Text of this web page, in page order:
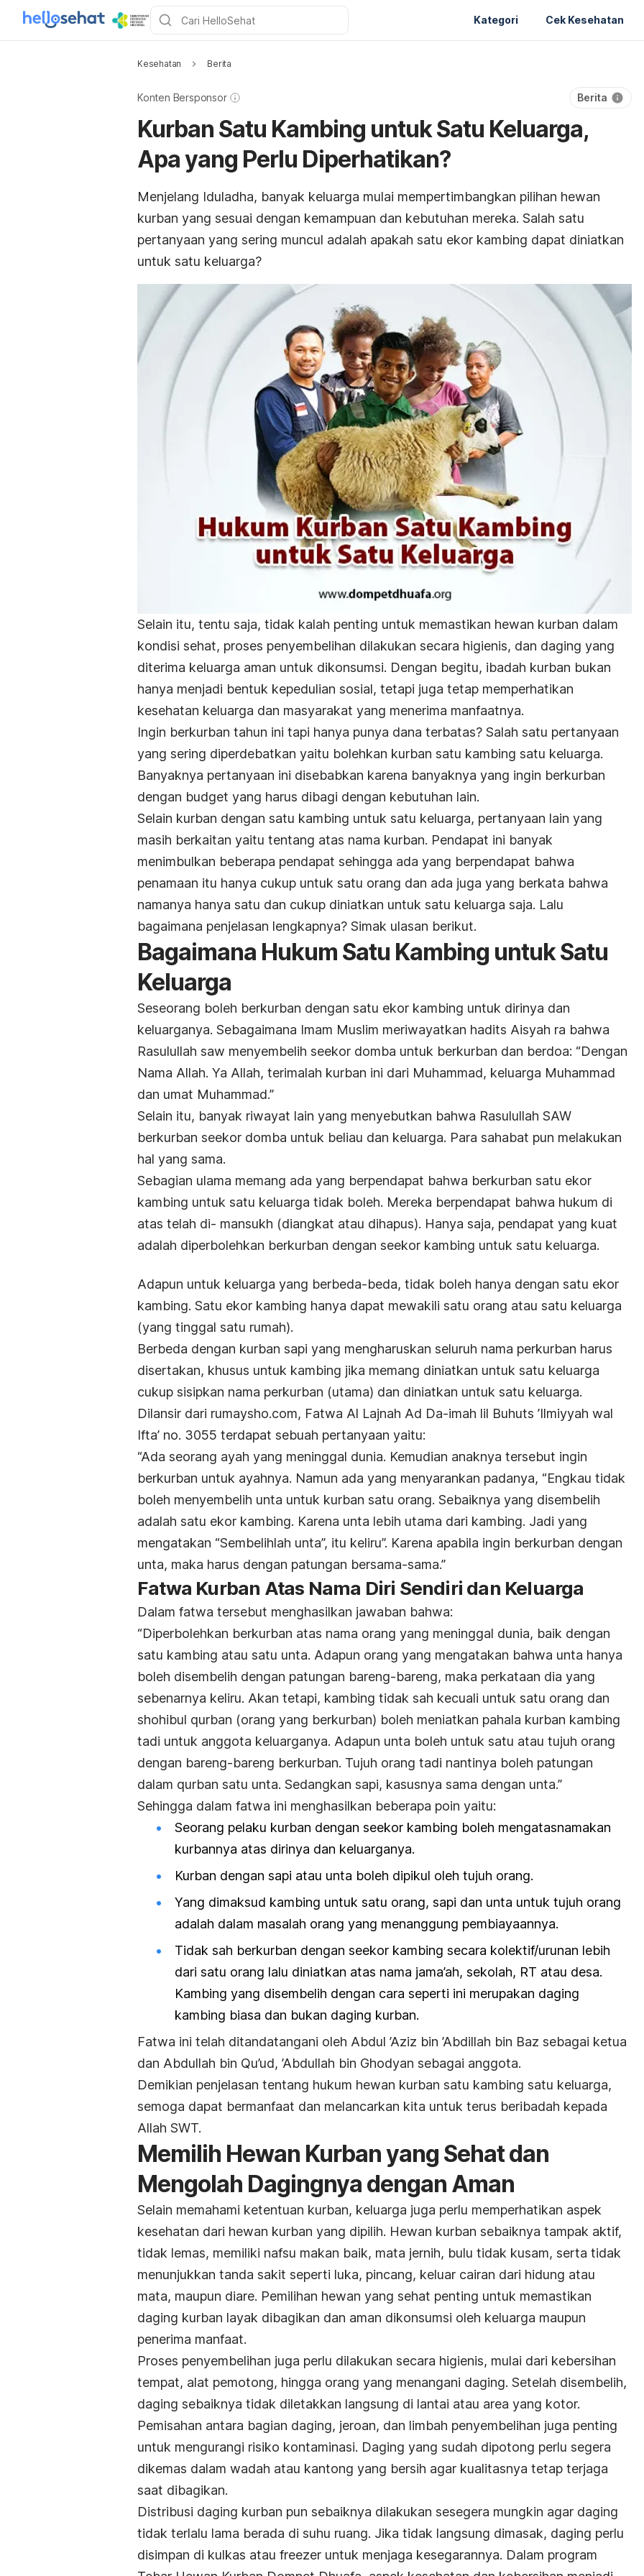
Kategori Cek Kesehatan
Kesehatan Berita
Konten Bersponsor Berita
Kurban Satu Kambing untuk Satu Keluarga,
Apa yang Perlu Diperhatikan?
Menjelang Iduladha, banyak keluarga mulai mempertimbangkan pilihan hewan
kurban yang sesuai dengan kemampuan dan kebutuhan mereka. Salah satu
pertanyaan yang sering muncul adalah apakah satu ekor kambing dapat diniatkan
untuk satu keluarga?
Selain itu, tentu saja, tidak kalah penting untuk memastikan hewan kurban dalam
kondisi sehat, proses penyembelihan dilakukan secara higienis, dan daging yang
diterima keluarga aman untuk dikonsumsi. Dengan begitu, ibadah kurban bukan
hanya menjadi bentuk kepedulian sosial, tetapi juga tetap memperhatikan
kesehatan keluarga dan masyarakat yang menerima manfaatnya.
Ingin berkurban tahun ini tapi hanya punya dana terbatas? Salah satu pertanyaan
yang sering diperdebatkan yaitu bolehkan kurban satu kambing satu keluarga.
Banyaknya pertanyaan ini disebabkan karena banyaknya yang ingin berkurban
dengan budget yang harus dibagi dengan kebutuhan lain.
Selain kurban dengan satu kambing untuk satu keluarga, pertanyaan lain yang
masih berkaitan yaitu tentang atas nama kurban. Pendapat ini banyak
menimbulkan beberapa pendapat sehingga ada yang berpendapat bahwa
penamaan itu hanya cukup untuk satu orang dan ada juga yang berkata bahwa
namanya hanya satu dan cukup diniatkan untuk satu keluarga saja. Lalu
bagaimana penjelasan lengkapnya? Simak ulasan berikut.
Bagaimana Hukum Satu Kambing untuk Satu
Keluarga
Seseorang boleh berkurban dengan satu ekor kambing untuk dirinya dan
keluarganya. Sebagaimana Imam Muslim meriwayatkan hadits Aisyah ra bahwa
Rasulullah saw menyembelih seekor domba untuk berkurban dan berdoa: “Dengan
Nama Allah. Ya Allah, terimalah kurban ini dari Muhammad, keluarga Muhammad
dan umat Muhammad.”
Selain itu, banyak riwayat lain yang menyebutkan bahwa Rasulullah SAW
berkurban seekor domba untuk beliau dan keluarga. Para sahabat pun melakukan
hal yang sama.
Sebagian ulama memang ada yang berpendapat bahwa berkurban satu ekor
kambing untuk satu keluarga tidak boleh. Mereka berpendapat bahwa hukum di
atas telah di- mansukh (diangkat atau dihapus). Hanya saja, pendapat yang kuat
adalah diperbolehkan berkurban dengan seekor kambing untuk satu keluarga.
Adapun untuk keluarga yang berbeda-beda, tidak boleh hanya dengan satu ekor
kambing. Satu ekor kambing hanya dapat mewakili satu orang atau satu keluarga
(yang tinggal satu rumah).
Berbeda dengan kurban sapi yang mengharuskan seluruh nama perkurban harus
disertakan, khusus untuk kambing jika memang diniatkan untuk satu keluarga
cukup sisipkan nama perkurban (utama) dan diniatkan untuk satu keluarga.
Dilansir dari rumaysho.com, Fatwa Al Lajnah Ad Da-imah lil Buhuts ’Ilmiyyah wal
Ifta’ no. 3055 terdapat sebuah pertanyaan yaitu:
“Ada seorang ayah yang meninggal dunia. Kemudian anaknya tersebut ingin
berkurban untuk ayahnya. Namun ada yang menyarankan padanya, “Engkau tidak
boleh menyembelih unta untuk kurban satu orang. Sebaiknya yang disembelih
adalah satu ekor kambing. Karena unta lebih utama dari kambing. Jadi yang
mengatakan “Sembelihlah unta”, itu keliru”. Karena apabila ingin berkurban dengan
unta, maka harus dengan patungan bersama-sama.”
Fatwa Kurban Atas Nama Diri Sendiri dan Keluarga
Dalam fatwa tersebut menghasilkan jawaban bahwa:
“Diperbolehkan berkurban atas nama orang yang meninggal dunia, baik dengan
satu kambing atau satu unta. Adapun orang yang mengatakan bahwa unta hanya
boleh disembelih dengan patungan bareng-bareng, maka perkataan dia yang
sebenarnya keliru. Akan tetapi, kambing tidak sah kecuali untuk satu orang dan
shohibul qurban (orang yang berkurban) boleh meniatkan pahala kurban kambing
tadi untuk anggota keluarganya. Adapun unta boleh untuk satu atau tujuh orang
dengan bareng-bareng berkurban. Tujuh orang tadi nantinya boleh patungan
dalam qurban satu unta. Sedangkan sapi, kasusnya sama dengan unta.”
Sehingga dalam fatwa ini menghasilkan beberapa poin yaitu:
Seorang pelaku kurban dengan seekor kambing boleh mengatasnamakan
kurbannya atas dirinya dan keluarganya.
Kurban dengan sapi atau unta boleh dipikul oleh tujuh orang.
Yang dimaksud kambing untuk satu orang, sapi dan unta untuk tujuh orang
adalah dalam masalah orang yang menanggung pembiayaannya.
Tidak sah berkurban dengan seekor kambing secara kolektif/urunan lebih
dari satu orang lalu diniatkan atas nama jama’ah, sekolah, RT atau desa.
Kambing yang disembelih dengan cara seperti ini merupakan daging
kambing biasa dan bukan daging kurban.
Fatwa ini telah ditandatangani oleh Abdul ’Aziz bin ’Abdillah bin Baz sebagai ketua
dan Abdullah bin Qu’ud, ’Abdullah bin Ghodyan sebagai anggota.
Demikian penjelasan tentang hukum hewan kurban satu kambing satu keluarga,
semoga dapat bermanfaat dan melancarkan kita untuk terus beribadah kepada
Allah SWT.
Memilih Hewan Kurban yang Sehat dan
Mengolah Dagingnya dengan Aman
Selain memahami ketentuan kurban, keluarga juga perlu memperhatikan aspek
kesehatan dari hewan kurban yang dipilih. Hewan kurban sebaiknya tampak aktif,
tidak lemas, memiliki nafsu makan baik, mata jernih, bulu tidak kusam, serta tidak
menunjukkan tanda sakit seperti luka, pincang, keluar cairan dari hidung atau
mata, maupun diare. Pemilihan hewan yang sehat penting untuk memastikan
daging kurban layak dibagikan dan aman dikonsumsi oleh keluarga maupun
penerima manfaat.
Proses penyembelihan juga perlu dilakukan secara higienis, mulai dari kebersihan
tempat, alat pemotong, hingga orang yang menangani daging. Setelah disembelih,
daging sebaiknya tidak diletakkan langsung di lantai atau area yang kotor.
Pemisahan antara bagian daging, jeroan, dan limbah penyembelihan juga penting
untuk mengurangi risiko kontaminasi. Daging yang sudah dipotong perlu segera
dikemas dalam wadah atau kantong yang bersih agar kualitasnya tetap terjaga
saat dibagikan.
Distribusi daging kurban pun sebaiknya dilakukan sesegera mungkin agar daging
tidak terlalu lama berada di suhu ruang. Jika tidak langsung dimasak, daging perlu
disimpan di kulkas atau freezer untuk menjaga kesegarannya. Dalam program